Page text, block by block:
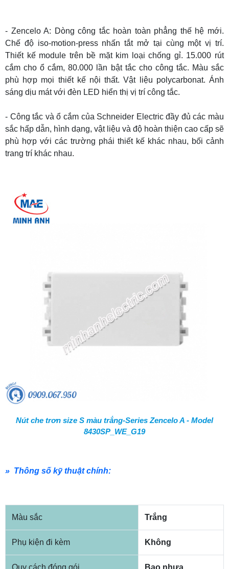
- Zencelo A: Dòng công tắc hoàn toàn phẳng thế hệ mới.
Chế độ iso-motion-press nhấn tắt mở tại cùng một vị trí.
Thiết kế module trên bề mặt kim loại chống gỉ. 15.000 rút
cắm cho ổ cắm, 80.000 lần bật tắc cho công tắc. Màu sắc
phù hợp mọi thiết kế nội thất. Vật liệu polycarbonat. Ánh
sáng dịu mát với đèn LED hiển thị vị trí công tắc.
- Công tắc và ổ cắm của Schneider Electric đầy đủ các màu
sắc hấp dẫn, hình dạng, vật liệu và độ hoàn thiện cao cấp sẽ
phù hợp với các trường phái thiết kế khác nhau, bối cảnh
trang trí khác nhau.
Nút che trơn size S màu trắng-Series Zencelo A - Model
8430SP_WE_G19
» Thông số kỹ thuật chính:
Màu sắc Trắng
Phụ kiện đi kèm Không
Quy cách đóng gói Bao nhựa